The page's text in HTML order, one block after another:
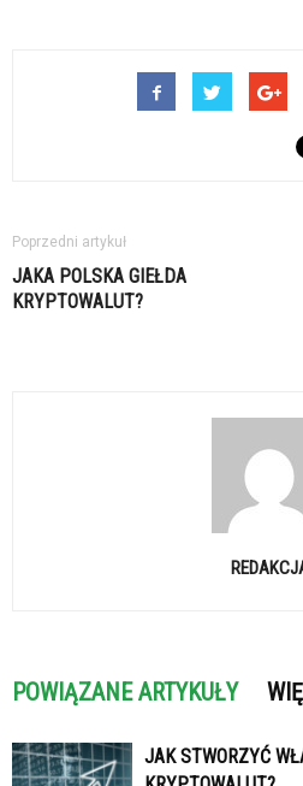
Poprzedni artykuł
JAKA POLSKA GIEŁDA
KRYPTOWALUT?
POWIĄZANE ARTYKUŁY
JAK STWORZYĆ